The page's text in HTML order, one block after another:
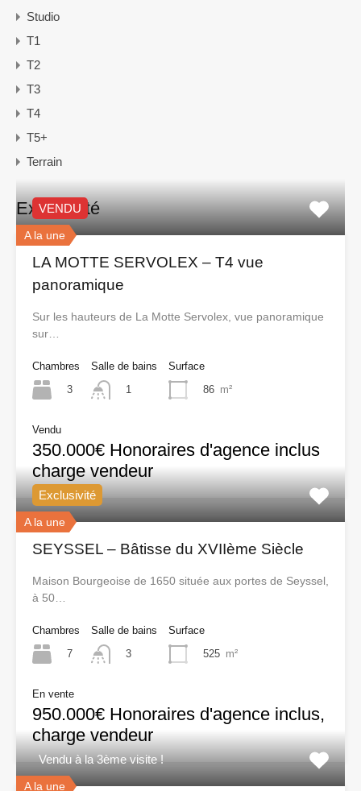
Studio
T1
T2
T3
T4
T5+
Terrain
Exclusivité
A la une
VENDU
LA MOTTE SERVOLEX – T4 vue
panoramique
Sur les hauteurs de La Motte Servolex, vue panoramique
sur…
Chambres
3
Salle de bains
1
Surface
86 m²
Vendu
350.000€ Honoraires d'agence inclus
charge vendeur
A la une
Exclusivité
SEYSSEL – Bâtisse du XVIIème Siècle
Maison Bourgeoise de 1650 située aux portes de Seyssel,
à 50…
Chambres
7
Salle de bains
3
Surface
525 m²
En vente
950.000€ Honoraires d'agence inclus,
charge vendeur
A la une
Vendu à la 3ème visite !